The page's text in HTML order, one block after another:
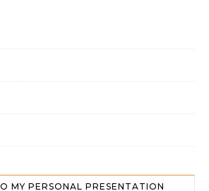
MY PERSONAL PRESENTATION